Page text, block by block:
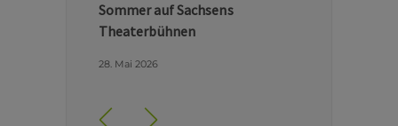
Hinter den Kulissen der Dresdner
Semperoper
29. April 2026